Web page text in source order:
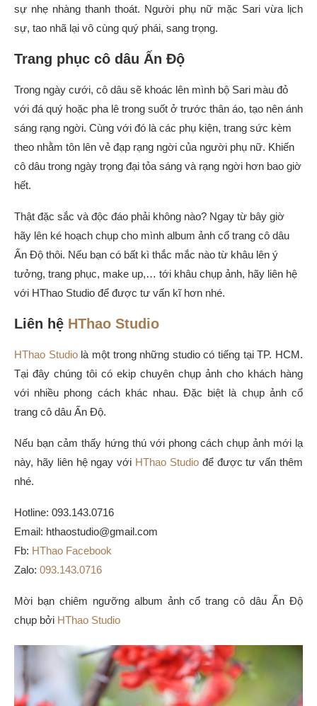
sự nhẹ nhàng thanh thoát. Người phụ nữ mặc Sari vừa lịch
sự, tao nhã lại vô cùng quý phái, sang trọng.
Trang phục cô dâu Ấn Độ
Trong ngày cưới, cô dâu sẽ khoác lên mình bộ Sari màu đỏ
với đá quý hoặc pha lê trong suốt ở trước thân áo, tạo nên ánh
sáng rạng ngời. Cùng với đó là các phụ kiện, trang sức kèm
theo nhằm tôn lên vẻ đạp rạng ngời của người phụ nữ. Khiến
cô dâu trong ngày trọng đại tỏa sáng và rạng ngời hơn bao giờ
hết.
Thật đặc sắc và độc đáo phải không nào? Ngay từ bây giờ
hãy lên ké hoạch chụp cho mình album ảnh cổ trang cô dâu
Ấn Độ thôi. Nếu bạn có bất kì thắc mắc nào từ khâu lên ý
tưởng, trang phục, make up,… tới khâu chụp ảnh, hãy liên hệ
với HThao Studio để được tư vấn kĩ hơn nhé.
Liên hệ HThao Studio
HThao Studiolà một trong những studio có tiếng tại TP. HCM.
Tại đây chúng tôi có ekip chuyên chụp ảnh cho khách hàng
với nhiều phong cách khác nhau. Đặc biệt là chụp ảnh cổ
trang cô dâu Ấn Độ.
Nếu bạn cảm thấy hứng thú với phong cách chụp ảnh mới lạ
này, hãy liên hệ ngay với HThao Studiođể được tư vấn thêm
nhé.
Hotline: 093.143.0716
Email: hthaostudio@gmail.com
Fb: HThao Facebook
Zalo: 093.143.0716
Mời bạn chiêm ngưỡng album ảnh cổ trang cô dâu Ấn Độ
chụp bởi HThao Studio